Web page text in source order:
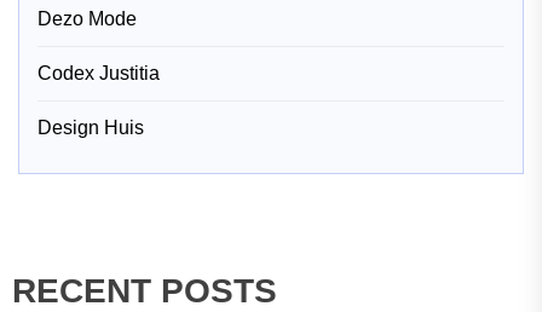
Dezo Mode
Codex Justitia
Design Huis
RECENT POSTS